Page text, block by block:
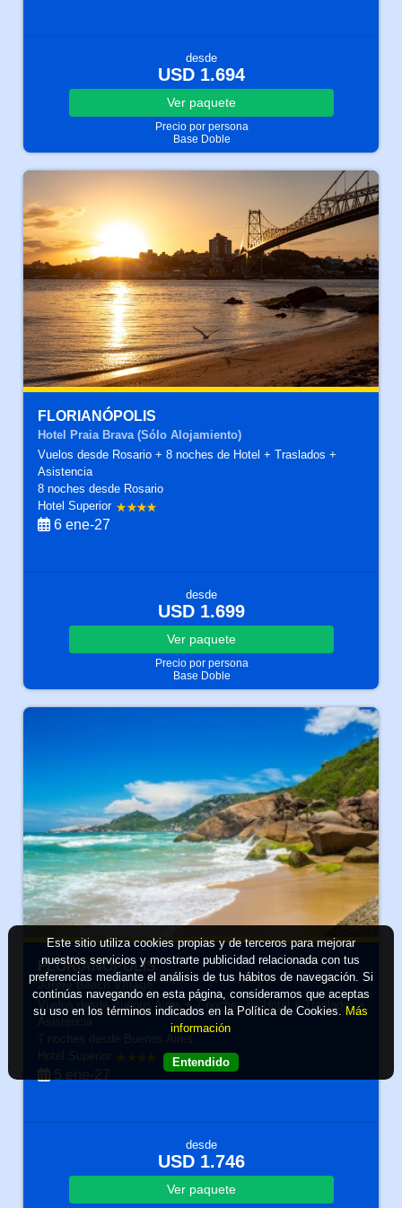
desde
USD 1.694
Ver paquete
Precio por persona
Base Doble
FLORIANÓPOLIS
Hotel Praia Brava (Sólo Alojamiento)
Vuelos desde Rosario + 8 noches de Hotel + Traslados +
Asistencia
8 nochesdesde Rosario
Hotel Superior
6 ene-27
desde
USD 1.699
Ver paquete
Precio por persona
Base Doble
FLORIANÓPOLIS
Jurere Beach Village
Vuelos desde Buenos Aires + 7 noches de Hotel + Traslados +
Asistencia
7 noches desde Buenos Aires
Hotel Superior
Con Desayuno
5 ene-27
desde
USD 1.746
Ver paquete
Este sitio utiliza cookies propias y de terceros para mejorar
nuestros servicios y mostrarte publicidad relacionada con tus
preferencias mediante el análisis de tus hábitos de navegación. Si
continúas navegando en esta página, consideramos que aceptas
su uso en los términos indicados en la Política de Cookies.Más
información
Entendido